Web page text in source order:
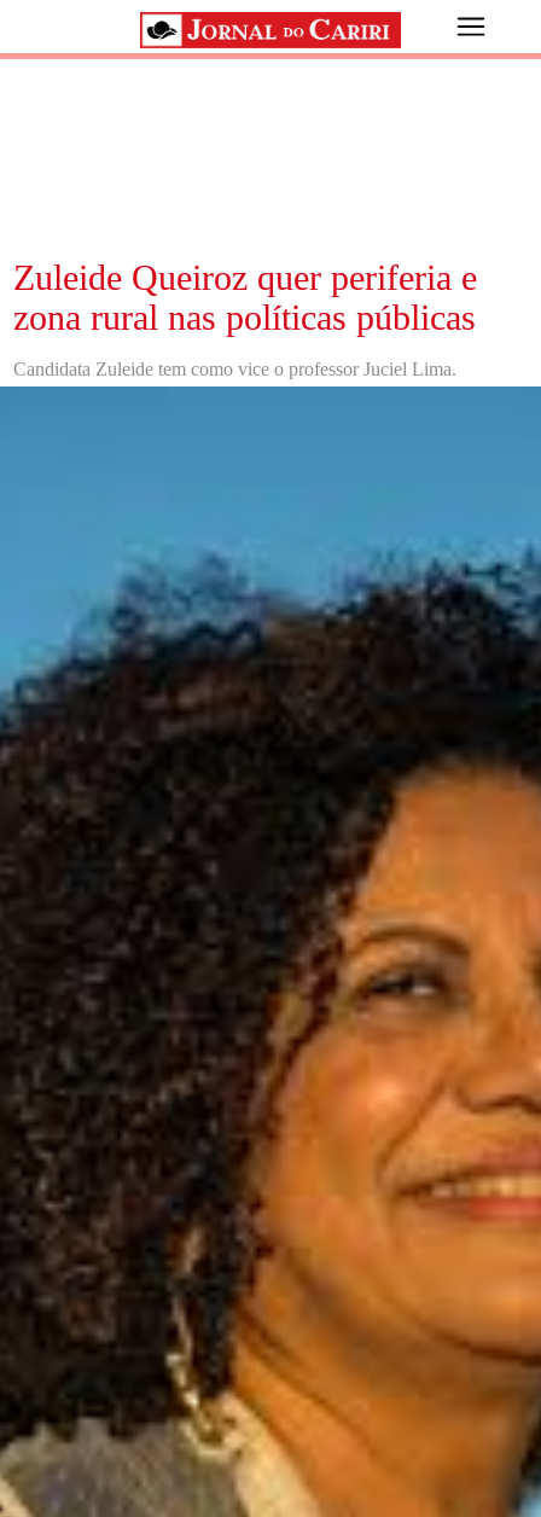
Zuleide Queiroz quer periferia e
zona rural nas políticas públicas
Candidata Zuleide tem como vice o professor Juciel Lima.